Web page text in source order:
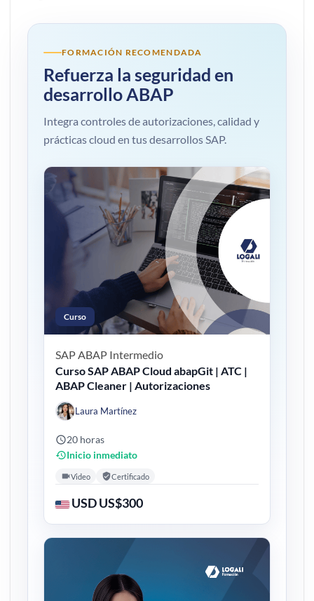
FORMACIÓN RECOMENDADA
Refuerza la seguridad en
desarrollo ABAP
Integra controles de autorizaciones, calidad y
prácticas cloud en tus desarrollos SAP.
Curso
SAP ABAP Intermedio
Curso SAP ABAP Cloud abapGit | ATC |
ABAP Cleaner | Autorizaciones
Laura Martínez
20 horas
Inicio inmediato
Video Certificado
USD US$300